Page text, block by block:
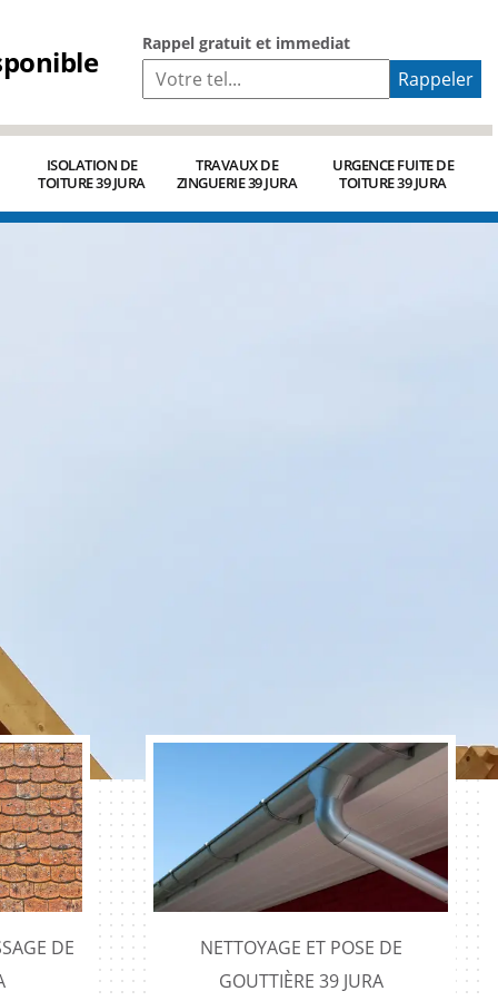
Rappel gratuit et immediat
ISOLATION DE
TOITURE 39 JURA
TRAVAUX DE
ZINGUERIE 39 JURA
URGENCE FUITE DE
TOITURE 39 JURA
DE
NETTOYAGE ET POSE DE
GOUTTIÈRE 39 JURA